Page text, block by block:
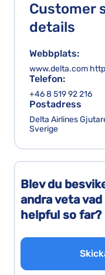
Blev du
andra veta
helpful so far?
Customer
details
Webbplats:
www.delta.com
Telefon:
+46 8 519 92 216
Postadress
Delta Airlines
Sverige